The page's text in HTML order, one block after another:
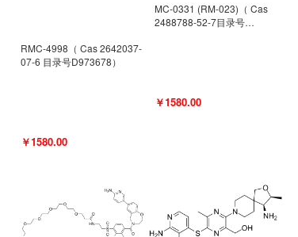
RMC-4998（ Cas 2642037-
07-6 目录号D973678）
￥1580.00
MC-0331 (RM-023)（ Cas
2488788-52-7目录号
￥1580.00